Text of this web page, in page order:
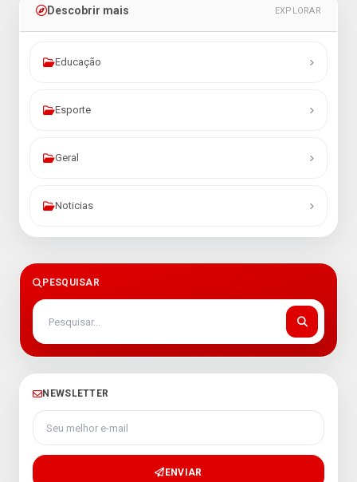
Descobrir mais EXPLORAR
Educação
Esporte
Geral
Noticias
PESQUISAR
NEWSLETTER
Seu melhor e-mail
ENVIAR